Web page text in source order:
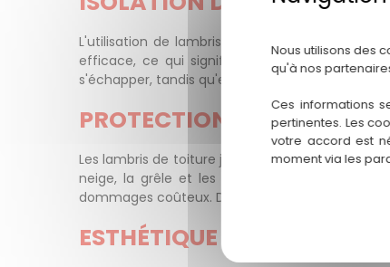
L'utilisation de lambris de toiture présente un
efficace, ce qui signifie qu'ils contribuent à
s'échapper, tandis qu'en été, ils empêchent la
PROTECTION CONTRE LES
Les lambris de toiture jouent un rôle essentiel
neige, la grêle et les vents violents. En
dommages coûteux. De plus, ils protègent
ESTHÉTIQUE
Nous utilisons des
qu'à nos
Ces informations
pertinentes. Les
votre accord est
moment via les